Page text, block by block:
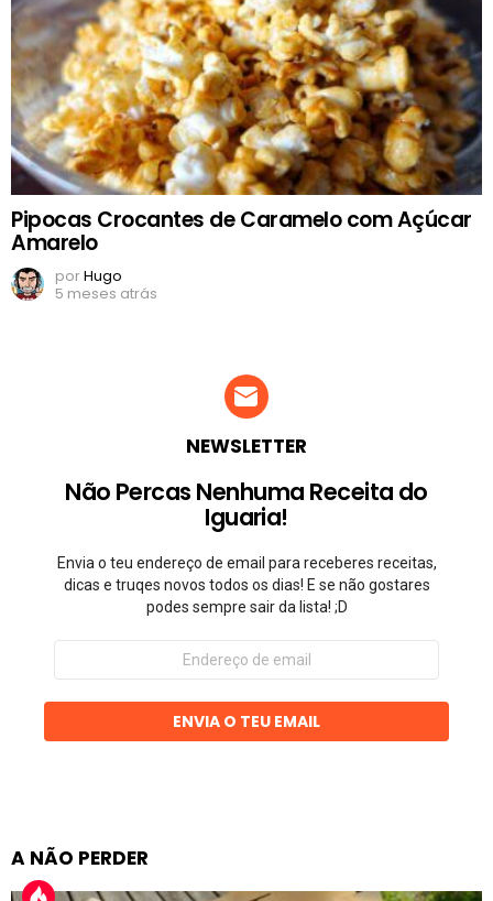
Pipocas Crocantes de Caramelo com Açúcar
Amarelo
porHugo
5 meses atrás
NEWSLETTER
Não Percas Nenhuma Receita do
Iguaria!
Envia o teu endereço de email para receberes receitas,
dicas e truqes novos todos os dias! E se não gostares
podes sempre sair da lista! ;D
Endereço
email
ENVIA O TEU EMAIL
A NÃO PERDER